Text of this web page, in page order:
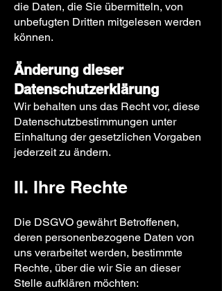
die Daten, die Sie übermitteln, von
unbefugten Dritten mitgelesen werden
können.
Änderung dieser
Datenschutzerklärung
Wir behalten uns das Recht vor, diese
Datenschutzbestimmungen unter
Einhaltung der gesetzlichen Vorgaben
jederzeit zu ändern.
II. Ihre Rechte
Die DSGVO gewährt Betroffenen,
deren personenbezogene Daten von
uns verarbeitet werden, bestimmte
Rechte, über die wir Sie an dieser
Stelle aufklären möchten: